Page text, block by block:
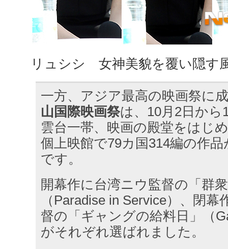
リュシシ 女神美貌を覆い隠す
一方、アジア最高の映画祭に
山国際映画祭は、10月2日から
雲台一帯、映画の殿堂をはじ
個上映館で79カ国314編の作
です。
開幕作に台湾ニウ監督の「群
（Paradise in Service）、閉
督の「ギャングの給料日」（
がそれぞれ選ばれました。